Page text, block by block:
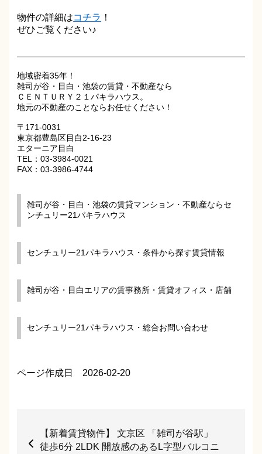
物件の詳細はコチラ ！
ぜひご覧ください♪
地域密着35年！
雑司が谷・目白・池袋の賃貸・不動産なら
ＣＥＮＴＵＲＹ２１パキラハウス。
地元の不動産のことならお任せください！
〒171-0031
東京都豊島区目白2-16-23
エターニア目白
TEL：03-3984-0021
FAX：03-3986-4744
雑司が谷・目白・池袋の賃貸マンション・不動産ならセ
ンチュリー21パキラハウス
センチュリー21パキラハウス・条件から探す賃貸情報
雑司が谷・目白エリアの賃事務所・賃貸オフィス・店舗
センチュリー21パキラハウス・総合お問い合わせ
ページ作成日 2026-02-20
【新着賃貸物件】 文京区 「雑司が谷駅」
徒歩6分 2LDK 開放感のあるL字型バルコニ